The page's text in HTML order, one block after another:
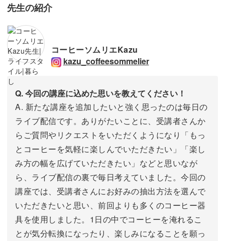
先生の紹介
コーヒーソムリエKazu
kazu_coffeesommelier
Q. 今回の講座に込めた思いを教えてください！
A. 新たな講座を追加したいと強く思ったのは毎日の
ライブ配信です。ありがたいことに、受講者さんか
らご質問やリクエストをいただくようになり「もっ
とコーヒーを気軽に楽しんでいただきたい」「楽し
み方の幅を広げていただきたい」などと思いなが
ら、ライブ配信の裏で毎日考えていました。今回の
講座では、受講者さんにお好みの抽出方法を選んで
いただきたいと思い、前回よりも多くのコーヒー器
具を使用しました。1日の中でコーヒーを淹れるこ
とが気分転換になったり、楽しみになることを願っ